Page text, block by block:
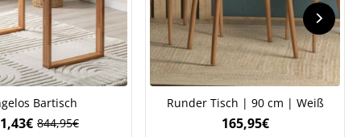
Bartisch
844,95€
Ursprünglicher
€Aktueller
Runder Tisch | 90 cm | Weiß
165,95€